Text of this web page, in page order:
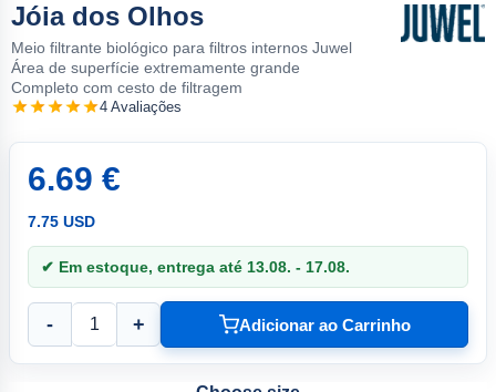
Jóia dos Olhos
Meio filtrante biológico para filtros internos Juwel
Área de superfície extremamente grande
Completo com cesto de filtragem
4 Avaliações
6.69 €
7.75 USD
✔ Em estoque, entrega até 13.08. - 17.08.
- + Adicionar ao Carrinho